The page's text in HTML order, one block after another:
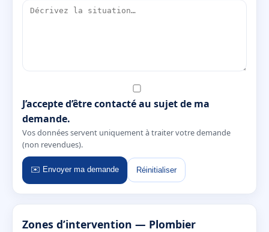
J’accepte d’être contacté au sujet de ma
demande.
Vos données servent uniquement à traiter votre demande
(non revendues).
✉️ Envoyer ma demande Réinitialiser
Zones d’intervention — Plombier